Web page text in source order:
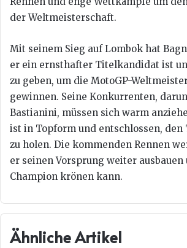
der Weltmeisterschaft.
Mit seinem Sieg auf Lombok hat
er ein ernsthafter Titelkandidat ist
zu geben, um die MotoGP-
gewinnen. Seine Konkurrenten,
Bastianini, müssen sich warm
ist in Topform und entschlossen, den
zu holen. Die kommenden Rennen
er seinen Vorsprung weiter ausbauen
Champion krönen kann.
Ähnliche Artikel